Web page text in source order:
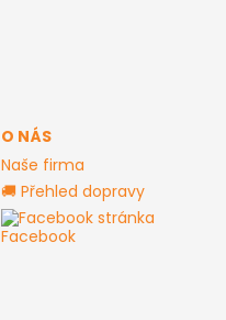
O NÁS
Naše firma
🚚 Přehled dopravy
Facebook stránka